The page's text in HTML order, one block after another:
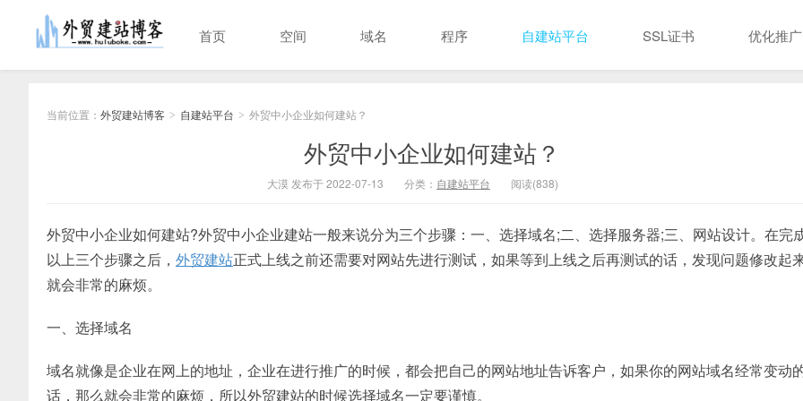
首页 空间 域名 程序 自建站平台 SSL证书 优化推广
当前位置： 外贸建站博客 > 自建站平台 > 外贸中小企业如何建站？
外贸中小企业如何建站？
大漠 发布于 2022-07-13 分类： 自建站平台 阅读(838)
外贸中小企业如何建站?外贸中小企业建站一般来说分为三个步骤：一、选择域名;二、选择服务器;三、网站设计。在完
以上三个步骤之后， 外贸建站正式上线之前还需要对网站先进行测试，如果等到上线之后再测试的话，发现问题修改起
就会非常的麻烦。
一、选择域名
域名就像是企业在网上的地址，企业在进行推广的时候，都会把自己的网站地址告诉客户，如果你的网站域名经常变动
话，那么就会非常的麻烦，所以外贸建站的时候选择域名一定要谨慎。